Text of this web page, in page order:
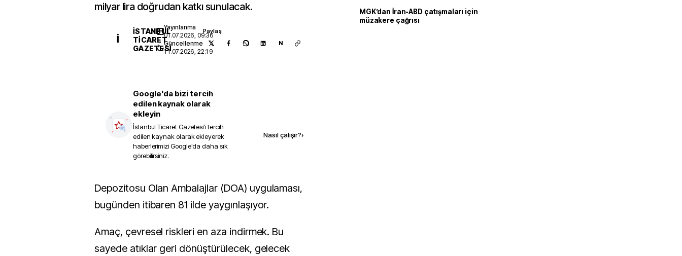
milyar lira doğrudan katkı sunulacak.
İ
İSTANBUL
TICARET
GAZETESI
Yayınlanma
01.07.2026, 09:36
Güncellenme
11.07.2026, 22:19
Paylaş
N
Google'da bizi tercih
edilen kaynak olarak
ekleyin
İstanbul Ticaret Gazetesi'i tercih
edilen kaynak olarak ekleyerek
haberlerimizi Google'da daha sık
görebilirsiniz.
Nasıl çalışır?›
Depozitosu Olan Ambalajlar (DOA) uygulaması,
bugünden itibaren 81 ilde yaygınlaşıyor.
Amaç, çevresel riskleri en aza indirmek. Bu
sayede atıklar geri dönüştürülecek, gelecek
MGK’dan İran-ABD çatışmaları için
müzakere çağrısı